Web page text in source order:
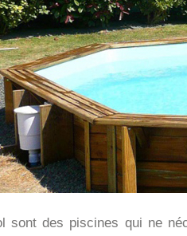
sont des piscines qui ne